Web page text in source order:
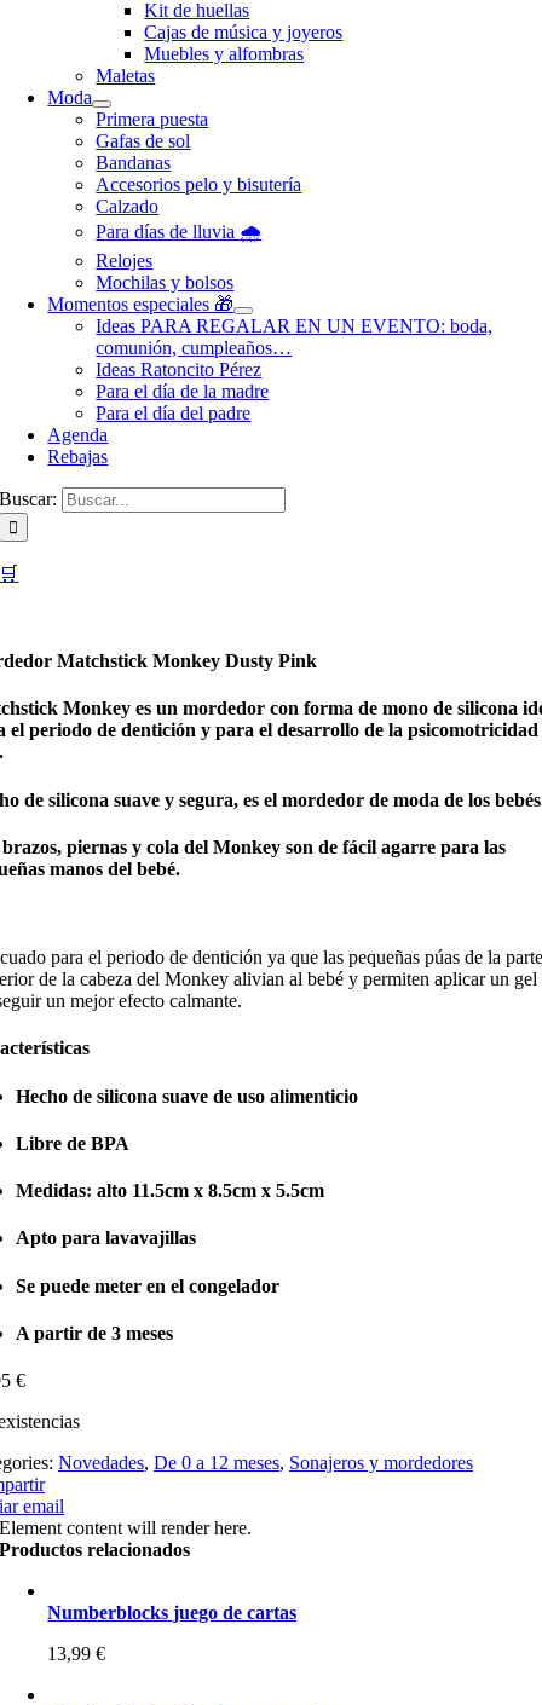
Kit de huellas
Cajas de música y joyeros
Muebles y alfombras
Maletas
Moda
Primera puesta
Gafas de sol
Bandanas
Accesorios pelo y bisutería
Calzado
Para días de lluvia 🌧️
Relojes
Mochilas y bolsos
Momentos especiales 🎁
Ideas PARA REGALAR EN UN EVENTO: boda,
comunión, cumpleaños…
Ideas Ratoncito Pérez
Para el día de la madre
Para el día del padre
Agenda
Rebajas
Buscar:
🛒
Matchstick Monkey Dusty Pink
Monkey es un mordedor con forma de mono de silicona
el periodo de dentición y para el desarrollo de la psicomotricidad
de silicona suave y segura, es el mordedor de moda de los
piernas y cola del Monkey son de fácil agarre para las
manos del bebé.
para el periodo de dentición ya que las pequeñas púas de la parte
de la cabeza del Monkey alivian al bebé y permiten aplicar un gel
un mejor efecto calmante.
Hecho de silicona suave de uso alimenticio
Libre de BPA
Medidas: alto 11.5cm x 8.5cm x 5.5cm
Apto para lavavajillas
Se puede meter en el congelador
A partir de 3 meses
€
Novedades, De 0 a 12 meses, Sonajeros y mordedores
email
Element content will render here.
Productos relacionados
Numberblocks juego de cartas
13,99€